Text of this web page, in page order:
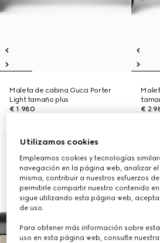
Maleta de cabina Gucci Porter
Light tamaño plus
€ 1.980
€
Utilizamos cookies
Empleamos cookies y tecnologías
navegación en la página web, analizar
misma, contribuir a nuestros esfuerzos
permitirle compartir nuestro contenido en
sigue utilizando esta página web,
de uso.
Para obtener más información sobre
uso en esta página web, consulte nuestra